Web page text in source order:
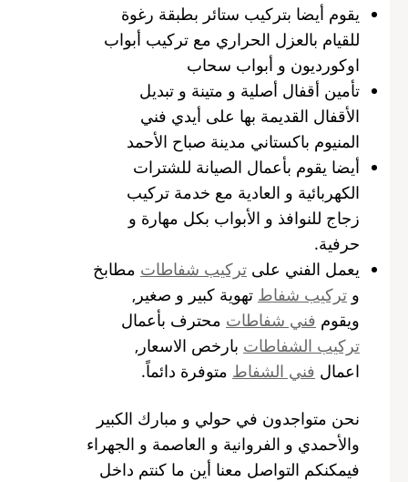
يقوم أيضا بتركيب ستائر بطبقة رغوة
للقيام بالعزل الحراري مع تركيب أبواب
اوكورديون و أبواب سحاب
تأمين أقفال أصلية و متينة و تبديل
الأقفال القديمة بها على أيدي فني
المنيوم باكستاني مدينة صباح الأحمد
أيضا يقوم بأعمال الصيانة للشترات
الكهربائية و العادية مع خدمة تركيب
زجاج للنوافذ و الأبواب بكل مهارة و
حرفية.
يعمل الفني على تركيب شفاطات مطابخ
و تركيب شفاط تهوية كبير و صغير,
ويقوم فني شفاطات محترف بأعمال
تركيب الشفاطات بارخص الاسعار,
اعمال فني الشفاط متوفرة دائماً.
نحن متواجدون في حولي و مبارك الكبير
والأحمدي و الفروانية و العاصمة و الجهراء
فيمكنكم التواصل معنا أين ما كنتم داخل